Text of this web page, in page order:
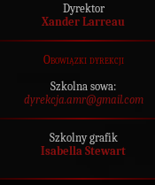
Dyrektor
Xander Larreau
Obowiązki dyrekcji
Szkolna sowa:
dyrekcja.amr@gmail.com
Szkolny grafik
Isabella Stewart